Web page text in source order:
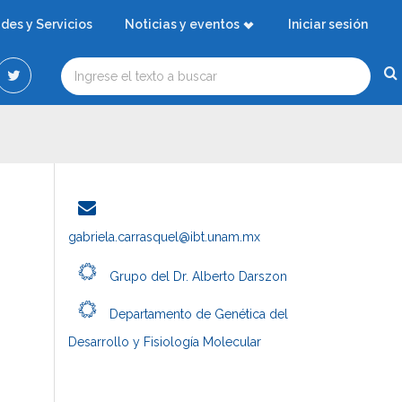
y Servicios Noticias y eventos Iniciar sesión
gabriela.carrasquel@ibt.unam.mx
Grupo del Dr. Alberto Darszon
Departamento de Genética del
Desarrollo y Fisiología Molecular